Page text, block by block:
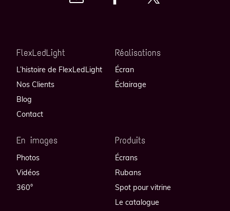
FlexLedLight
L’histoire de FlexLedLight
Nos Clients
Blog
Contact
Réalisations
Écran
Éclairage
En images
Photos
Vidéos
360°
Produits
Écrans
Rubans
Spot pour vitrine
Le catalogue